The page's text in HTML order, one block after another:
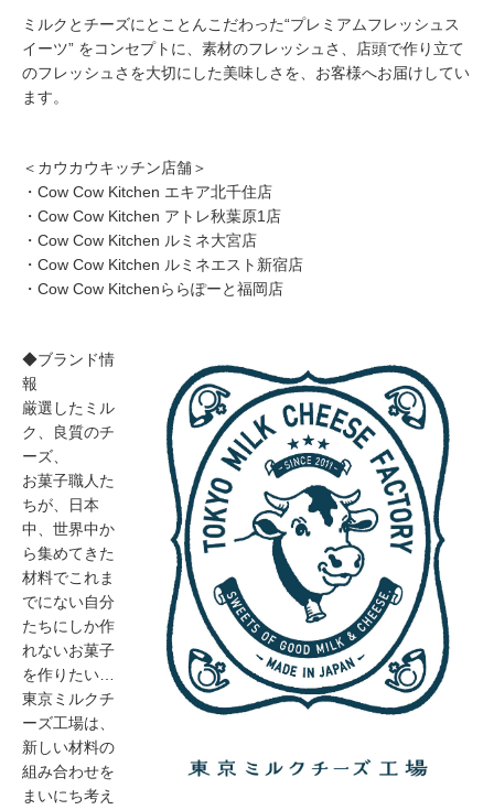
ミルクとチーズにとことんこだわった“プレミアムフレッシュス
イーツ” をコンセプトに、素材のフレッシュさ、店頭で作り立て
のフレッシュさを大切にした美味しさを、お客様へお届けしてい
ます。
＜カウカウキッチン店舗＞
・Cow Cow Kitchen エキア北千住店
・Cow Cow Kitchen アトレ秋葉原1店
・Cow Cow Kitchen ルミネ大宮店
・Cow Cow Kitchen ルミネエスト新宿店
・Cow Cow Kitchenららぽーと福岡店
◆ブランド情
報
厳選したミル
ク、良質のチ
ーズ、
お菓子職人た
ちが、日本
中、世界中か
ら集めてきた
材料でこれま
でにない自分
たちにしか作
れないお菓子
を作りたい…
東京ミルクチ
ーズ工場は、
新しい材料の
組み合わせを
まいにち考え